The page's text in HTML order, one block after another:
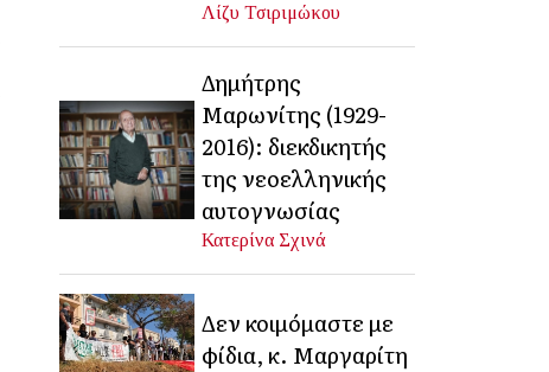
Λίζυ Τσιριμώκου
Δημήτρης
Μαρωνίτης (1929-
2016): διεκδικητής
της νεοελληνικής
αυτογνωσίας
Κατερίνα Σχινά
Δεν κοιμόμαστε με
φίδια, κ. Μαργαρίτη